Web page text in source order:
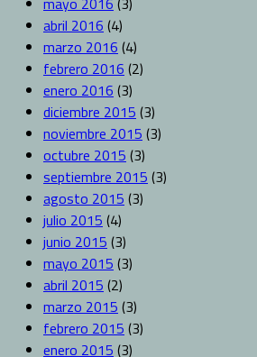
abril 2016 (4)
marzo 2016 (4)
febrero 2016 (2)
enero 2016 (3)
diciembre 2015 (3)
noviembre 2015 (3)
octubre 2015 (3)
septiembre 2015 (3)
agosto 2015 (3)
julio 2015 (4)
junio 2015 (3)
mayo 2015 (3)
abril 2015 (2)
marzo 2015 (3)
febrero 2015 (3)
enero 2015 (3)